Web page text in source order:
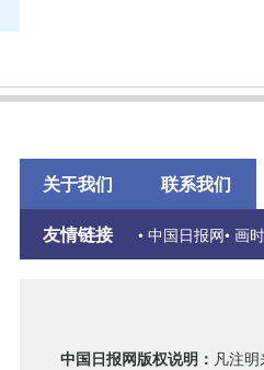
关于我们
联系我们
友情链接
• 中国日报网• 画
中国日报网版权说明： 凡注